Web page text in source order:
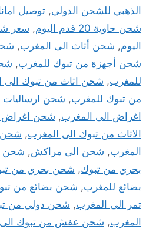
الذهبي للشحن الدولي, توصيل
شحن حاوية 20 قدم اليوم
,
اليوم, شحن أثاث الى المغرب,
شحن أجهزة من تبوك للمغرب,
للمغرب, شحن اثاث من تبوك الى
من تبوك للمغرب, شحن ارساليات
اغراض الى المغرب, شحن اغراض
الاثاث من تبوك الى المغرب, شحن
المغرب, شحن الى مراكش, شحن
بحري من تبوك, شحن بحري من
بضائع للمغرب, شحن بضائع من
تمر الى المغرب, شحن دولي من
المغرب, شحن عفش من تبوك الى